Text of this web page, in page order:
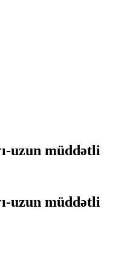
uzun müddətli
uzun müddətli